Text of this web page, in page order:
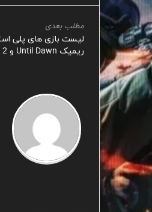
مطلب بعدی
لیست بازی های پلی
ریمیک Until Dawn و Silent Hill 2 در راه است .